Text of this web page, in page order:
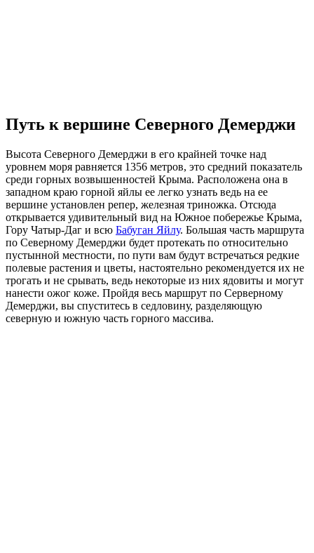
Путь к вершине Северного Демерджи
Высота Северного Демерджи в его крайней точке над
уровнем моря равняется 1356 метров, это средний показатель
среди горных возвышенностей Крыма. Расположена она в
западном краю горной яйлы ее легко узнать ведь на ее
вершине установлен репер, железная триножка. Отсюда
открывается удивительный вид на Южное побережье Крыма,
Гору Чатыр-Даг и всю Бабуган Яйлу. Большая часть маршрута
по Северному Демерджи будет протекать по относительно
пустынной местности, по пути вам будут встречаться редкие
полевые растения и цветы, настоятельно рекомендуется их не
трогать и не срывать, ведь некоторые из них ядовиты и могут
нанести ожог коже. Пройдя весь маршрут по Серверному
Демерджи, вы спуститесь в седловину, разделяющую
северную и южную часть горного массива.